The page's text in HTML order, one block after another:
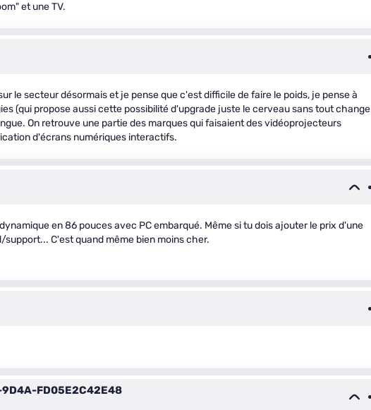
et une TV.
le secteur désormais et je pense que c'est difficile de faire le poids, je pense à
(qui propose aussi cette possibilité d'upgrade juste le cerveau sans tout
On retrouve une partie des marques qui faisaient des vidéoprojecteurs
d'écrans numériques interactifs.
en 86 pouces avec PC embarqué. Même si tu dois ajouter le prix d'une
C'est quand même bien moins cher.
FD05E2C42E48